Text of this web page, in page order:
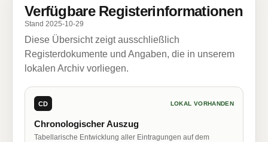
Verfügbare Registerinformationen
Stand 2025-10-29
Diese Übersicht zeigt ausschließlich
Registerdokumente und Angaben, die in unserem
lokalen Archiv vorliegen.
CD LOKAL VORHANDEN
Chronologischer Auszug
Tabellarische Entwicklung aller Eintragungen auf dem